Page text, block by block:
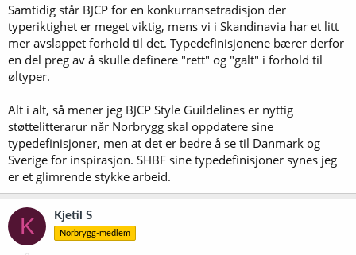
Samtidig står BJCP for en konkurransetradisjon der
typeriktighet er meget viktig, mens vi i Skandinavia har et litt
mer avslappet forhold til det. Typedefinisjonene bærer derfor
en del preg av å skulle definere "rett" og "galt" i forhold til
øltyper.
Alt i alt, så mener jeg BJCP Style Guildelines er nyttig
støttelitterarur når Norbrygg skal oppdatere sine
typedefinisjoner, men at det er bedre å se til Danmark og
Sverige for inspirasjon. SHBF sine typedefinisjoner synes jeg
er et glimrende stykke arbeid.
K Kjetil S
Norbrygg-medlem